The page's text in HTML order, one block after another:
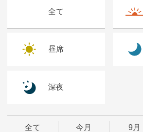
全て
昼席
深夜
全て 今月 9月